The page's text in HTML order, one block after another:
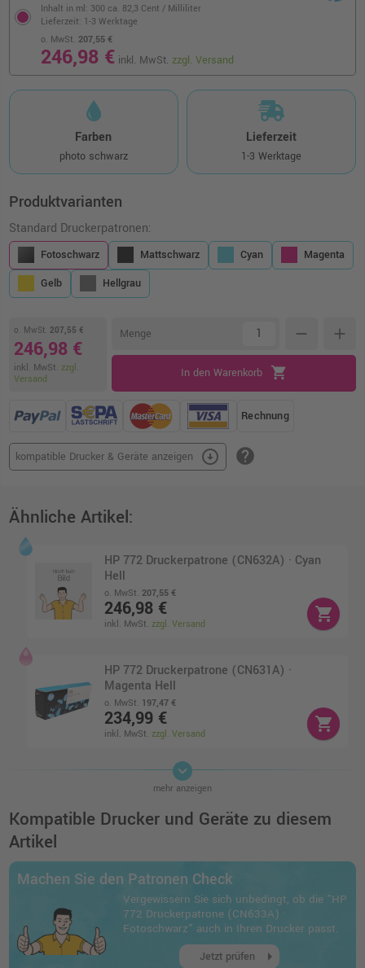
Inhalt in ml: 300 ca. 82,3 Cent / Milliliter
o. MwSt. 207,55 €
246,98 € inkl. MwSt.zzgl. Versand
Lieferzeit: 1-3 Werktage
Farben
photo schwarz
Lieferzeit
1-3 Werktage
Produktvarianten
Standard Druckerpatronen:
Fotoschwarz Mattschwarz Cyan
Magenta
Gelb
Hellgrau
o. MwSt. 207,55 €
246,98 €
inkl. MwSt. zzgl.
Versand
Menge remove add
In den Warenkorb shopping_cart
Rechnung
kompatible Drucker & Geräte anzeigen arrow_circle_down help
Ähnliche Artikel:
HP 772 Druckerpatrone (CN632A) · Cyan
Hell
o. MwSt. 207,55 €
246,98 €
inkl. MwSt.zzgl. Versand
shopping_cart
HP 772 Druckerpatrone (CN631A) ·
Magenta Hell
o. MwSt. 197,47 €
234,99 €
inkl. MwSt.zzgl. Versand
shopping_cart
HP 772 Druckerpatrone (CN634A) ·
o. MwSt.
245,98 €
Magenta
o. MwSt. 205,87 €
244,99 €
inkl. MwSt. zzgl. Versand
keyboard_arrow_down
mehr anzeigen
Kompatible Drucker und Geräte zu diesem
Artikel
Machen Sie den Patronen Check
Vergewissern Sie sich unbedingt, ob die "HP
772 Druckerpatrone (CN633A) ·
Fotoschwarz" auch in Ihren Drucker passt.
Jetzt prüfen arrow_right